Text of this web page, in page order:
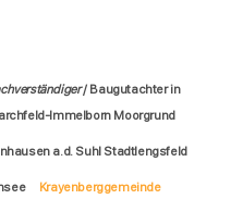
/ Baugutachter in
Immelborn Moorgrund
a.d. Suhl Stadtlengsfeld
Krayenberggemeinde